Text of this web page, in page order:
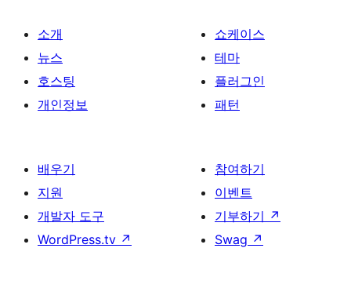
소개
뉴스
호스팅
개인정보
쇼케이스
테마
플러그인
패턴
배우기
지원
개발자 도구
WordPress.tv ↗
참여하기
이벤트
기부하기 ↗
Swag ↗